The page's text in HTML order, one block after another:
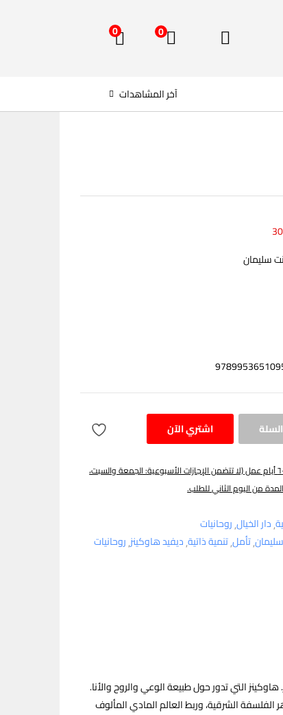
0
0
آخر المشاهدات
سليمان
اشتري الآن
يتم توصيل الطلب خلال ٥-٦ أيام عمل (لا تتضمن الإجازات الأسبوعية: الجمعة والسبت،
من اليوم الثاني للطلب.
دار الخيال روحانيات
تأمل تنمية ذاتية ديفيد هاوكينز روحانيات
التي تدور حول طبيعة الوعي والروح والأنا.
الشرقية، وربط العالم المادي المألوف